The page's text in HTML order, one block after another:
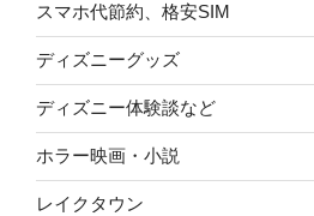
スマホ代節約、格安SIM
ディズニーグッズ
ディズニー体験談など
ホラー映画・小説
レイクタウン